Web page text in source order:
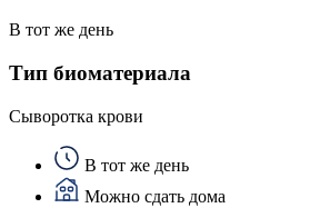
В тот же день
Тип биоматериала
Сыворотка крови
В тот же день
Можно сдать дома